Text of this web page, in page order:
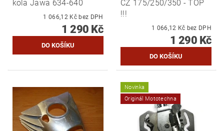
kola Jawa 634-640
1 066,12 Kč bez DPH
1 290 Kč
ČZ 175/250/350 - TOP
!!!
1 066,12 Kč bez DPH
1 290 Kč
Novinka
Originál Mototechna